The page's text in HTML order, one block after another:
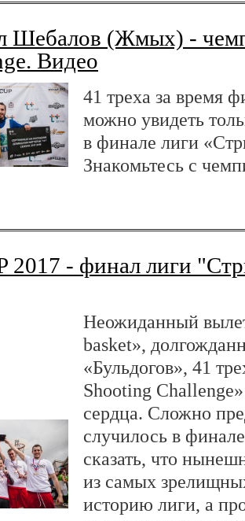
Шебалов (Жмых) -
Видео
41 треха за время
можно увидеть
в финале лиги
Знакомьтесь с
2017 - финал лиги
Неожиданный
basket»,
«Бульдогов», 41
Shooting
сердца. Сложно
случилось в
сказать, что
из самых
историю лиги, а